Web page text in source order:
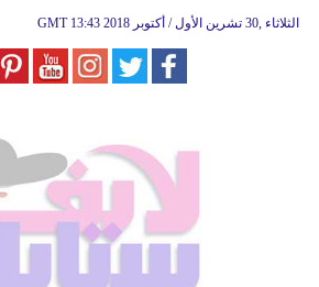
GMT 13:43 2018 الثلاثاء ,30 تشرين الأول / أكتوبر